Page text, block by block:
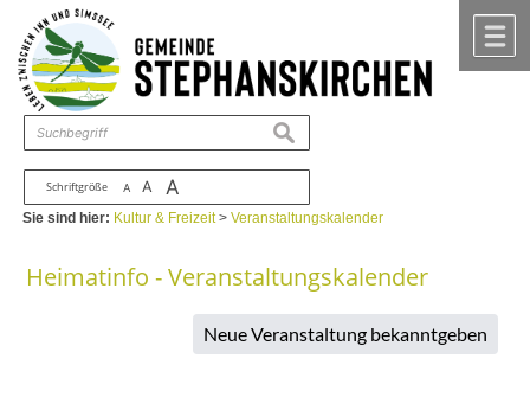
Zum Inhalt ,zur Navigation
Schriftgröße A A A
suchen
Sie sind hier: Kultur & Freizeit>Veranstaltungskalender
Heimatinfo - Veranstaltungskalender